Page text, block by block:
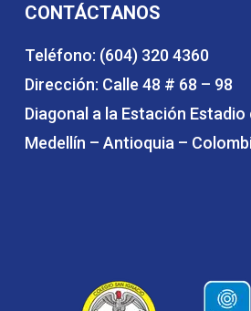
CONTÁCTANOS
Teléfono: (604) 320 4360
Dirección: Calle 48 # 68 – 98
Diagonal a la Estación
Medellín – Antioquia –